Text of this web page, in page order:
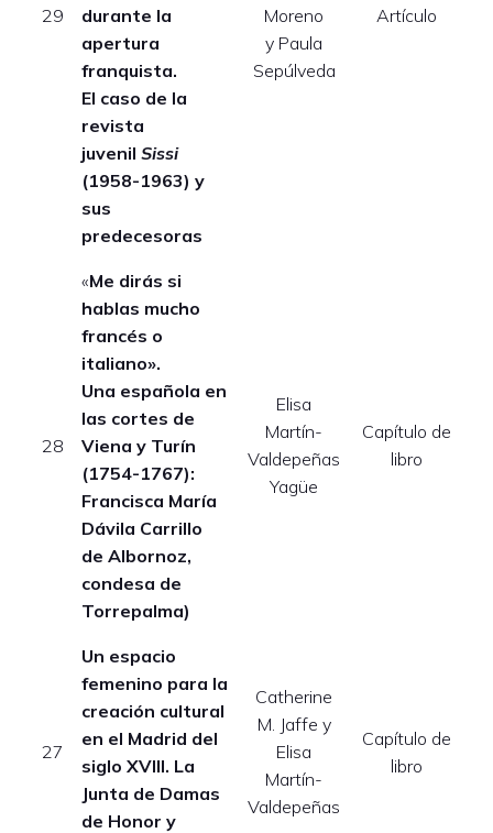
29
durante la
apertura
franquista.
El caso de la
revista
juvenil Sissi
(1958-1963) y
sus
predecesoras
Moreno
y Paula
Sepúlveda
Artículo
28
«Me dirás si
hablas mucho
francés o
italiano».
Una española en
las cortes de
Viena y Turín
(1754-1767):
Francisca María
Dávila Carrillo
de Albornoz,
condesa de
Torrepalma)
Elisa
Martín-
Valdepeñas
Yagüe
Capítulo de
libro
27
Un espacio
femenino para la
creación cultural
en el Madrid del
siglo XVIII. La
Junta de Damas
de Honor y
Catherine
M. Jaffe y
Elisa
Martín-
Valdepeñas
Capítulo de
libro